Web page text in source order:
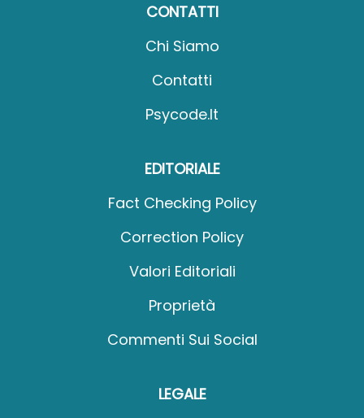
CONTATTI
Chi Siamo
Contatti
Psycode.it
EDITORIALE
Fact Checking Policy
Correction Policy
Valori Editoriali
Proprietà
Commenti Sui Social
LEGALE